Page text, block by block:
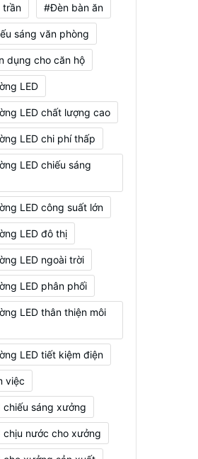
trần #Đèn bàn ăn
sáng văn phòng
dụng cho căn hộ
LED
LED chất lượng cao
LED chi phí thấp
LED chiếu sáng
LED công suất lớn
LED đô thị
LED ngoài trời
LED phân phối
LED thân thiện môi
LED tiết kiệm điện
việc
sáng xưởng
nước cho xưởng